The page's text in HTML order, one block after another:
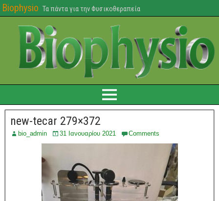
Biophysio Τα πάντα για την Φυσικοθεραπεία
new-tecar 279×372
bio_admin 31 Ιανουαρίου 2021 Comments